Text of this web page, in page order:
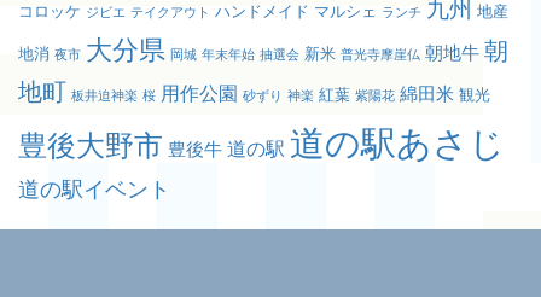
コロッケ ジビエ テイクアウト ハンドメイド マルシェ ランチ
地産
地消 夜市 大分県 岡城 年末年始 抽選会 新米 普光寺摩崖仏 朝地牛朝
地町 板井迫神楽 桜 用作公園 砂ずり 神楽 紅葉 紫陽花 綿田米 観光
豊後大野市 豊後牛道の駅 道の駅あさじ
道の駅イベント